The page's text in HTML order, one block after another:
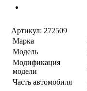
Артикул: 272509
Марка
Модель
Модификация
модели
Часть автомобиля